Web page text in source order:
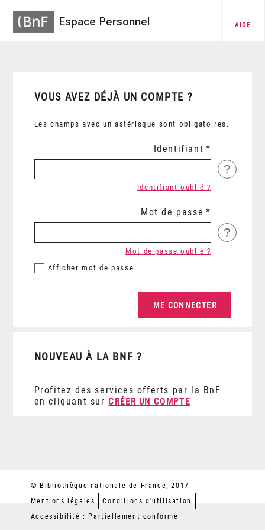
Espace Personnel AIDE
VOUS AVEZ DÉJÀ UN COMPTE ?
Les champs avec un astérisque sont obligatoires.
Identifiant
?
Identifiant oublié ?
Mot de passe
?
Afficher mot de passe
Mot de passe oublié ?
NOUVEAU À LA BNF ?
Profitez des services offerts par la BnF
en cliquant sur CRÉER UN COMPTE
© Bibliothèque nationale de France, 2017
Mentions légales
Conditions d'utilisation
Accessibilité : Partiellement conforme